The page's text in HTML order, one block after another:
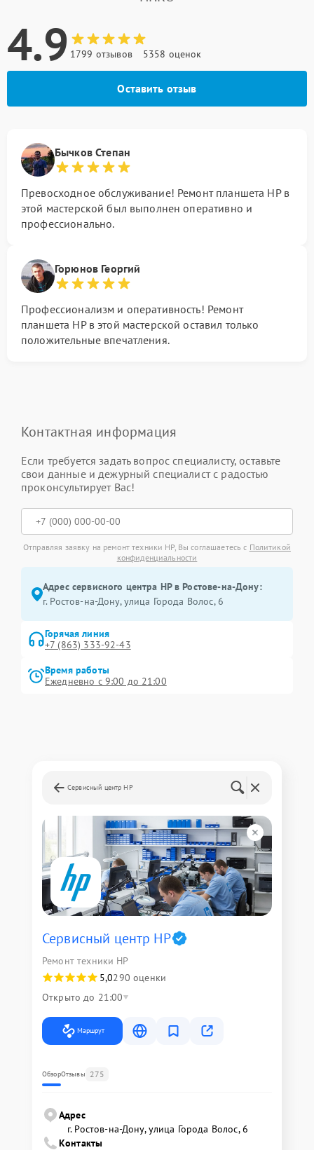
4.9 1799 отзывов 5358 оценок
Оставить отзыв
Бычков Степан
Превосходное обслуживание! Ремонт планшета HP в
этой мастерской был выполнен оперативно и
профессионально.
Горюнов Георгий
Профессионализм и оперативность! Ремонт
планшета HP в этой мастерской оставил только
положительные впечатления.
Контактная информация
Если требуется задать вопрос специалисту, оставьте
свои данные и дежурный специалист с радостью
проконсультирует Вас!
Отправляя заявку на ремонт техники HP, Вы соглашаетесь с Политикой
конфиденциальности
Адрес сервисного центра HP в Ростове-на-Дону:
г. Ростов-на-Дону, улица Города Волос, 6
Горячая линия
+7 (863) 333-92-43
Время работы
Ежедневно с 9:00 до 21:00
Сервисный центр HP
Сервисный центр HP
Ремонт техники HP
5,0290 оценки
Открыто до 21:00
Маршрут
ОбзорОтзывы 275
Адрес
г. Ростов-на-Дону, улица Города Волос, 6
Контакты